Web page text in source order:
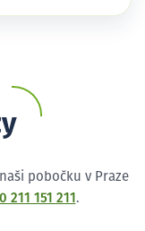
pobočku v Praze
211 151 211 .